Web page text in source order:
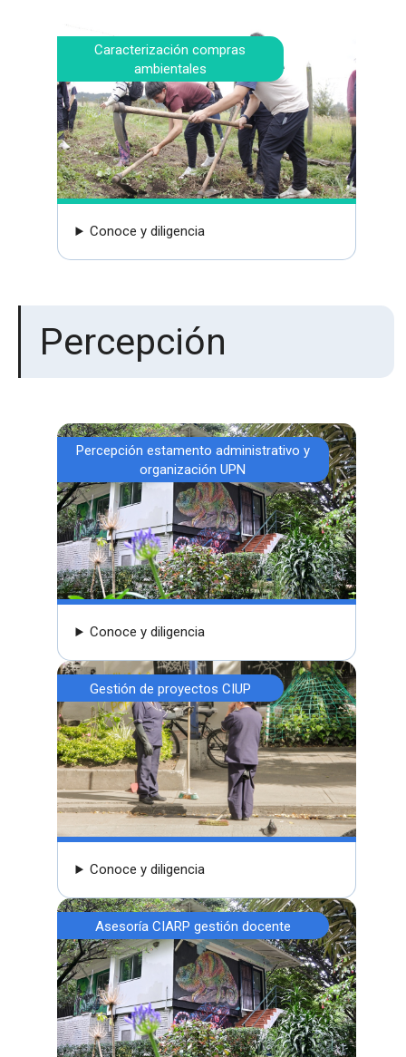
Caracterización compras
ambientales
Conoce y diligencia
Percepción
Percepción estamento administrativo y
organización UPN
Conoce y diligencia
Gestión de proyectos CIUP
Conoce y diligencia
Asesoría CIARP gestión docente